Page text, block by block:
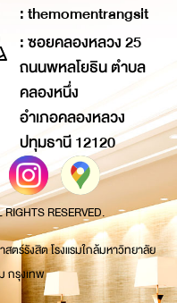
: themomentrangsit
: ซอยคลองหลวง 25
ถนนพหลโยธิน ตำบล
คลองหนึ่ง
อำเภอคลองหลวง
ปทุมธานี 12120
RESERVED.
ตร์รังสิต โรงแรมใกล้มหาวิทยาลัย
กรุงเทพ